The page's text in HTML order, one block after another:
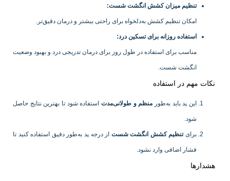
تنظیم میزان کشش انگشت شست:
امکان تنظیم کشش به‌دلخواه برای راحتی بیشتر و درمان دقیق‌تر.
استفاده روزانه برای تسکین درد:
مناسب برای استفاده در طول روز برای درمان تدریجی درد و بهبود وضعیت
انگشت شست.
نکات مهم در استفاده
این پد باید به‌طور منظم و طولانی‌مدت استفاده شود تا بهترین نتایج حاصل
شود.
برایتنظیم کشش انگشت شست از درجه پد به‌طور دقیق استفاده کنید تا
فشار اضافی وارد نشود.
هشدارها